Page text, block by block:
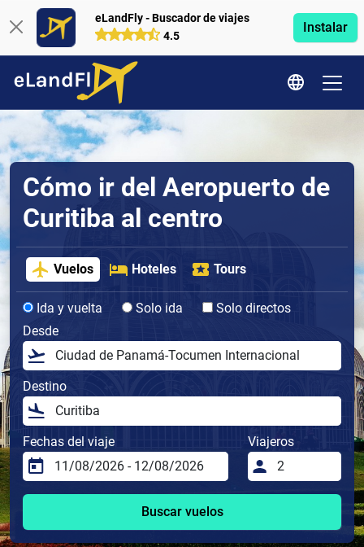
eLandFly - Buscador de viajes
4.5
Instalar
Cómo ir del Aeropuerto de
Curitiba al centro
Vuelos Hoteles Tours
Ida y vuelta Solo ida
Solo directos
Desde
Destino
Fechas del viaje Viajeros
Buscar vuelos